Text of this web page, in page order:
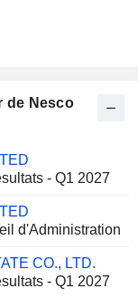
de Nesco
- Q1 2027
d'Administration
CO., LTD.
- Q1 2027